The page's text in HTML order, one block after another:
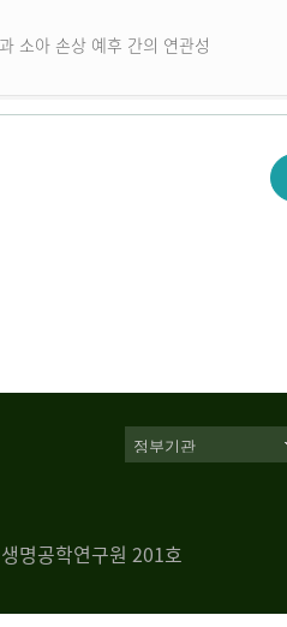
소아 손상 예후 간의 연관성
명공학연구원 201호